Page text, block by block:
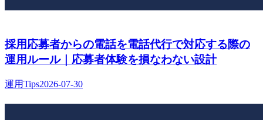
採用応募者からの電話を電話代行で対応する際の
運用ルール｜応募者体験を損なわない設計
運用Tips2026-07-30